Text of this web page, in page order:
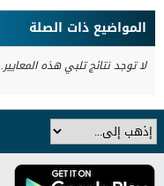
المواضيع ذات الصلة
لا توجد نتائج تلبي هذه المعايير.